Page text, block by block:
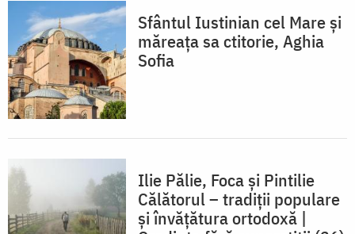
Sfântul Iustinian cel Mare și
măreața sa ctitorie, Aghia
Sofia
Ilie Pălie, Foca și Pintilie
Călătorul – tradiții populare
și învățătura ortodoxă |